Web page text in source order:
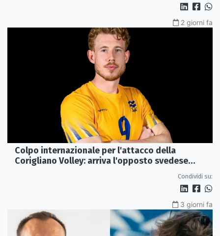
2 giorni fa
Colpo internazionale per l'attacco della
Corigliano Volley: arriva l'opposto svedese
Condividi su:
3 giorni fa